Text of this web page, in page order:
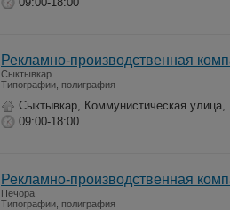
Рекламно-производственная
Сыктывкар
Типографии, полиграфия
Сыктывкар, Коммунистическая улица,
09:00-18:00
Рекламно-производственная
Печора
Типографии, полиграфия